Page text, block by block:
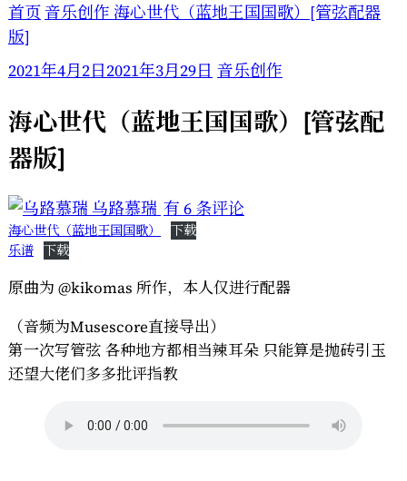
首页音乐创作 海心世代（蓝地王国国歌）[管弦配器
版]
2021年4月2日2021年3月29日 音乐创作
海心世代（蓝地王国国歌）[管弦配
器版]
乌路慕瑞 海
心
代
地
王
国
歌）
有 6 条评论
海心世代（蓝地王国国歌）
下载
乐谱 下载
原曲为 @kikomas 所作，本人仅进行配器
（音频为Musescore直接导出）
第一次写管弦 各种地方都相当辣耳朵 只能算是抛砖引玉
还望大佬们多多批评指教